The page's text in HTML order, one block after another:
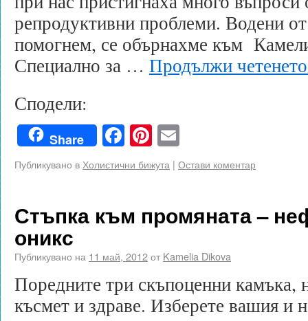
репродуктивни проблеми. Водени
помогнем, се обърнахме към
Специално за … Продължи
Сподели:
Share Facebook
Pinterest
Публикувано в Холистични бижута | Остави коментар
Стъпка към промяната –
оникс
Публикувано на 11 май, 2012от Kamelia Dikova
Поредните три скъпоценни камъка,
късмет и здраве. Изберете вашия и